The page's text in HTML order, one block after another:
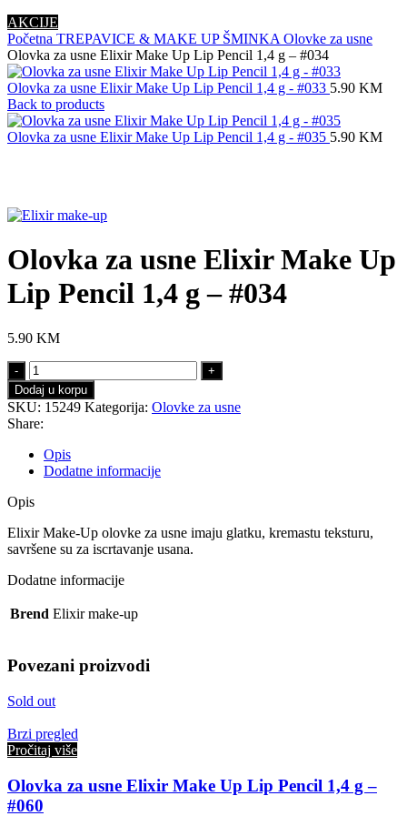
AKCIJE
Početna TREPAVICE & MAKE UP ŠMINKA Olovke za usne
Olovka za usne Elixir Make Up Lip Pencil 1,4 g – #034
Olovka za usne Elixir Make Up Lip Pencil 1,4 g - #033 5.90 KM
Back to products
Olovka za usne Elixir Make Up Lip Pencil 1,4 g - #035 5.90 KM
Olovka za usne Elixir Make Up
Lip Pencil 1,4 g – #034
5.90 KM
Olovka
za
usne
Elixir
Make
Up
Lip
Pencil
1,4
-
#034
Dodaj u korpu
SKU: 15249 Kategorija: Olovke za usne
Share:
Opis
Dodatne informacije
Opis
Elixir Make-Up olovke za usne imaju glatku, kremastu teksturu,
savršene su za iscrtavanje usana.
Dodatne informacije
Brend Elixir make-up
Povezani proizvodi
Sold out
Brzi pregled
Pročitaj više
Olovka za usne Elixir Make Up Lip Pencil 1,4 g –
#060